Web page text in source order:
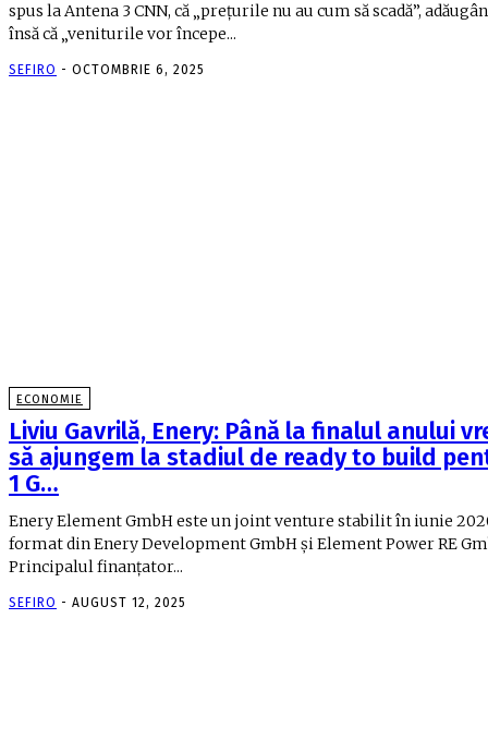
spus la Antena 3 CNN, că „preţurile nu au cum să scadă”,
însă că „veniturile vor începe...
SEFIRO - OCTOMBRIE 6, 2025
ECONOMIE
Liviu Gavrilă, Enery: Până la finalul anului
să ajungem la stadiul de ready to build
1 G…
Enery Element GmbH este un joint venture stabilit în iunie
format din Enery Development GmbH şi Element Power RE
Principalul finanţator...
SEFIRO - AUGUST 12, 2025